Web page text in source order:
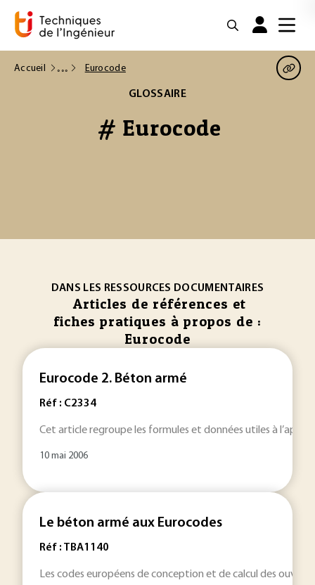
Accueil Eurocode
GLOSSAIRE
# Eurocode
DANS LES RESSOURCES DOCUMENTAIRES
Articles de références et
fiches pratiques à propos de :
Eurocode
Eurocode 2. Béton armé
Réf : C2334
Cet article regroupe les formules et données utiles à
10 mai 2006
Le béton armé aux Eurocodes
Réf : TBA1140
Les codes européens de conception et de calcul des